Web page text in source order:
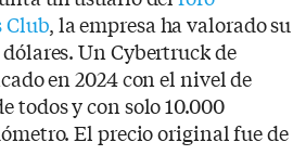
Club, la empresa ha valorado su
Un Cybertruck de
en 2024 con el nivel de
todos y con solo 10.000
El precio original fue de